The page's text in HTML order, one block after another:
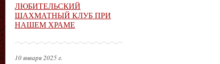
ЛЮБИТЕЛЬСКИЙ
ШАХМАТНЫЙ КЛУБ ПРИ
НАШЕМ ХРАМЕ
10 января 2025 г.